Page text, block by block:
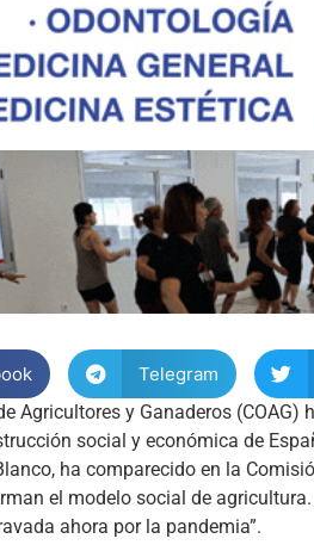
Telegram
Agricultores y Ganaderos
social y económica de
ha comparecido en la
el modelo social de
ahora por la pandemia”.